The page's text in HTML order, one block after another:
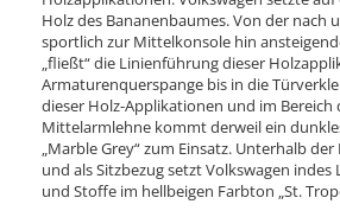
Holz des Bananenbaumes. Von der nach
sportlich zur Mittelkonsole hin
„fließt“ die Linienführung dieser
Armaturenquerspange bis in die
dieser Holz-Applikationen und im Bereich
Mittelarmlehne kommt derweil ein
„Marble Grey“ zum Einsatz. Unterhalb
und als Sitzbezug setzt Volkswagen indes
und Stoffe im hellbeigen Farbton „St.